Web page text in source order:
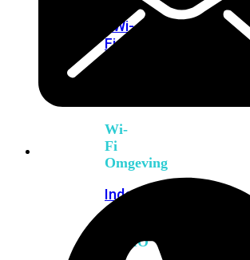
Wi-
Fi
Wi-
Fi
Omgeving
Indoor
MIMO